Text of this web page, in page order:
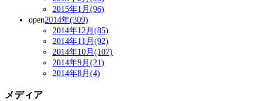
2015年1月(96)
open2014年(309)
2014年12月(85)
2014年11月(92)
2014年10月(107)
2014年9月(21)
2014年8月(4)
メディア